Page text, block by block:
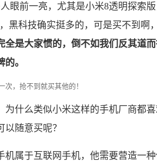
眼前一亮，尤其是小米8透明探索
黑科技确实挺多的，可是买不到啊，
全是大家惯的，倒不如我们反其道
。
为什么类似小米这样的手机厂商都
随意买呢？
机属于互联网手机，他需要营造一